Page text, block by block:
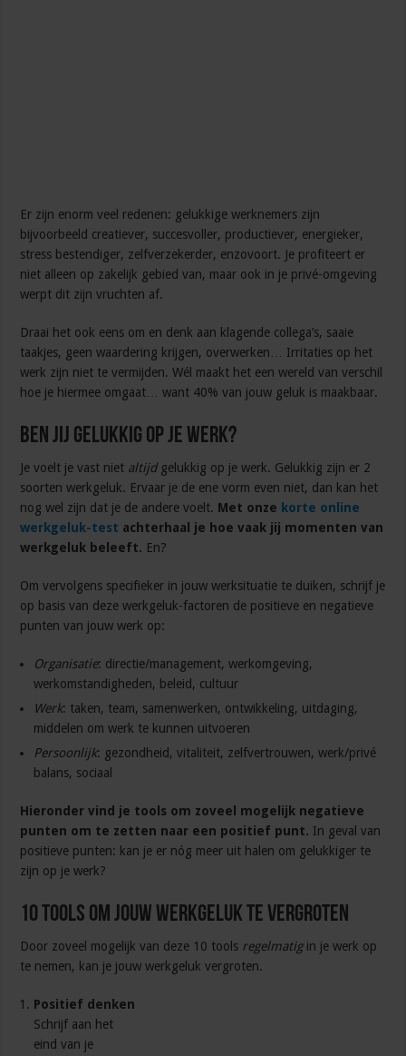
Er zijn enorm veel redenen: gelukkige werknemers zijn
bijvoorbeeld creatiever, succesvoller, productiever, energieker,
stress bestendiger, zelfverzekerder, enzovoort. Je profiteert er
niet alleen op zakelijk gebied van, maar ook in je privé-omgeving
werpt dit zijn vruchten af.
Draai het ook eens om en denk aan klagende collega’s, saaie
taakjes, geen waardering krijgen, overwerken… Irritaties op het
werk zijn niet te vermijden. Wél maakt het een wereld van verschil
hoe je hiermee omgaat… want 40% van jouw geluk is maakbaar.
Ben jij gelukkig op je werk?
Je voelt je vast niet altijdgelukkig op je werk. Gelukkig zijn er 2
soorten werkgeluk. Ervaar je de ene vorm even niet, dan kan het
nog wel zijn dat je de andere voelt. Met onze korte online
werkgeluk-test achterhaal je hoe vaak jij momenten van
werkgeluk beleeft. En?
Om vervolgens specifieker in jouw werksituatie te duiken, schrijf je
op basis van deze werkgeluk-factoren de positieve en negatieve
punten van jouw werk op:
Organisatie: directie/management, werkomgeving,
werkomstandigheden, beleid, cultuur
Werk: taken, team, samenwerken, ontwikkeling, uitdaging,
middelen om werk te kunnen uitvoeren
Persoonlijk: gezondheid, vitaliteit, zelfvertrouwen, werk/privé
balans, sociaal
Hieronder vind je tools om zoveel mogelijk negatieve
punten om te zetten naar een positief punt. In geval van
positieve punten: kan je er nóg meer uit halen om gelukkiger te
zijn op je werk?
10 tools om jouw werkgeluk te vergroten
Door zoveel mogelijk van deze 10 tools regelmatigin je werk op
te nemen, kan je jouw werkgeluk vergroten.
Positief denken
Schrijf aan het
eind van je